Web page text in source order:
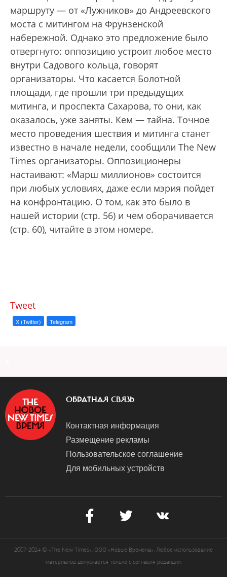
маршруту — от «Лужников» до Андреевского
моста с митингом на Фрунзенской
набережной. Однако это предложение было
отвергнуто: оппозицию устроит любое место
внутри Садового кольца, говорят
организаторы. Что касается Болотной
площади, где прошли три предыдущих
митинга, и проспекта Сахарова, то они, как
оказалось, уже заняты. Кем — тайна. Точное
место проведения шествия и митинга станет
известно в начале недели, сообщили The New
Times организаторы. Оппозиционеры
настаивают: «Марш миллионов» состоится
при любых условиях, даже если мэрия пойдет
на конфронтацию. О том, как это было в
нашей истории (стр. 56) и чем оборачивается
(стр. 60), читайте в этом номере.
Tweet
X (Twitter) Telegram
ОБРАТНАЯ СВЯЗЬ
Контактная информация
Размещение рекламы
Пользовательское соглашение
Для мобильных устройств
2007-2024 © «The New Times». ООО «Новые Времена». Любое использование
материалов допускается только с согласия редакции.